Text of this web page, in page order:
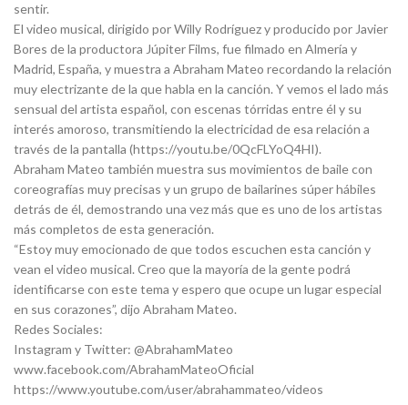
sentir.
El video musical, dirigido por Willy Rodríguez y producido por Javier
Bores de la productora Júpiter Films, fue filmado en Almería y
Madrid, España, y muestra a Abraham Mateo recordando la relación
muy electrizante de la que habla en la canción. Y vemos el lado más
sensual del artista español, con escenas tórridas entre él y su
interés amoroso, transmitiendo la electricidad de esa relación a
través de la pantalla (https://youtu.be/0QcFLYoQ4HI).
Abraham Mateo también muestra sus movimientos de baile con
coreografías muy precisas y un grupo de bailarines súper hábiles
detrás de él, demostrando una vez más que es uno de los artistas
más completos de esta generación.
“Estoy muy emocionado de que todos escuchen esta canción y
vean el video musical. Creo que la mayoría de la gente podrá
identificarse con este tema y espero que ocupe un lugar especial
en sus corazones”, dijo Abraham Mateo.
Redes Sociales:
Instagram y Twitter: @AbrahamMateo
www.facebook.com/AbrahamMateoOficial
https://www.youtube.com/user/abrahammateo/videos